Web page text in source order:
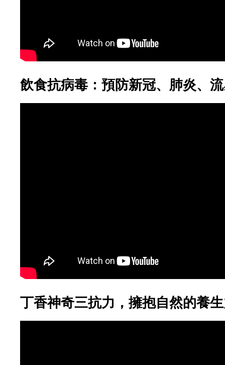
飲食抗病毒：預防新冠、肺炎、
丁香神奇三抗力，擁抱自然的養